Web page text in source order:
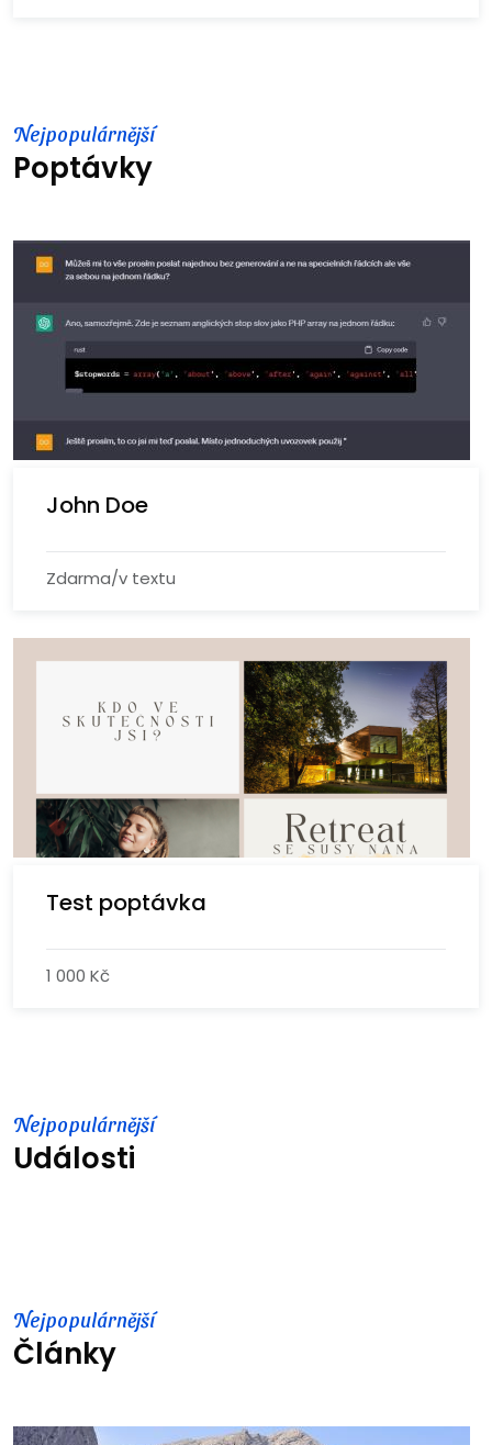
Nejpopulárnější
Poptávky
John Doe
Zdarma/v textu
Test poptávka
1 000 Kč
Nejpopulárnější
Události
Nejpopulárnější
Články